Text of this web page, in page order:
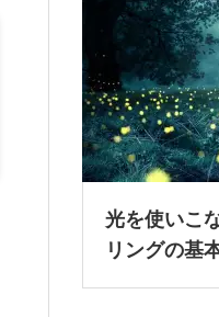
光を使いこ
リングの基